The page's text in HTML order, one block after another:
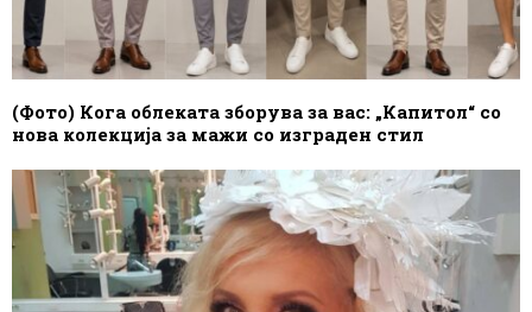
(Фото) Кога облеката зборува за вас: „Капитол“ со
нова колекција за мажи со изграден стил